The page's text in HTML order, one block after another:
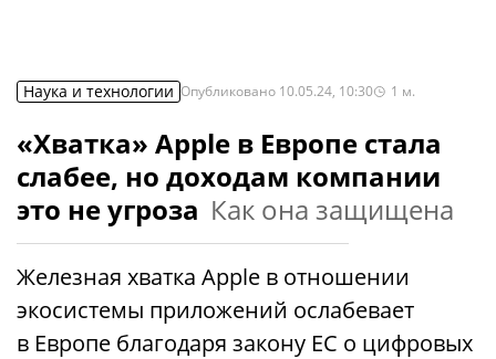
Наука и технологии Опубликовано 10.05.24, 10:30 1 м.
«Хватка» Apple в Европе стала
слабее, но доходам компании
это не угроза Как она защищена
Железная хватка Apple в отношении
экосистемы приложений ослабевает
в Европе благодаря закону ЕС о цифровых